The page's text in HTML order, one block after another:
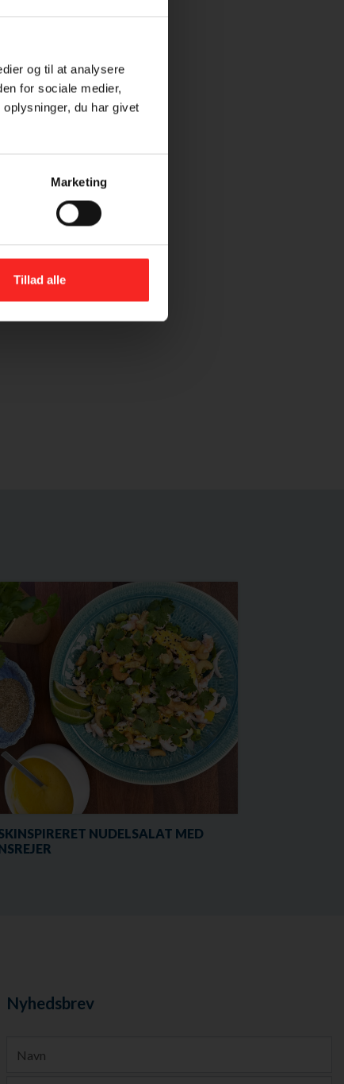
og til at analysere
for sociale medier,
du har givet
Marketing
Tillad alle
saft af 1 limefrugt
salt og peber
NUDELSALAT MED
Nyhedsbrev